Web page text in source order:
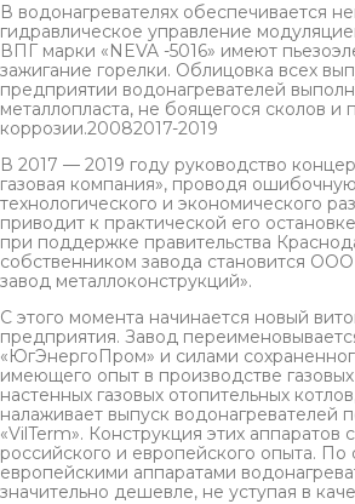
В водонагревателях обеспечивается
гидравлическое управление
ВПГ марки «NEVA -5016» имеют
зажигание горелки. Облицовка всех
предприятии водонагревателей
металлопласта, не боящегося сколов и
коррозии.20082017-2019
В 2017 — 2019 году руководство
газовая компания», проводя
технологического и экономического
приводит к практической его
при поддержке правительства
собственником завода становится
завод металлоконструкций».
С этого момента начинается новый
предприятия. Завод
«ЮгЭнергоПром» и силами
имеющего опыт в производстве
настенных газовых отопительных
налаживает выпуск водонагревателей
«VilTerm». Конструкция этих аппаратов
российского и европейского опыта.
европейскими аппаратами
значительно дешевле, не уступая в